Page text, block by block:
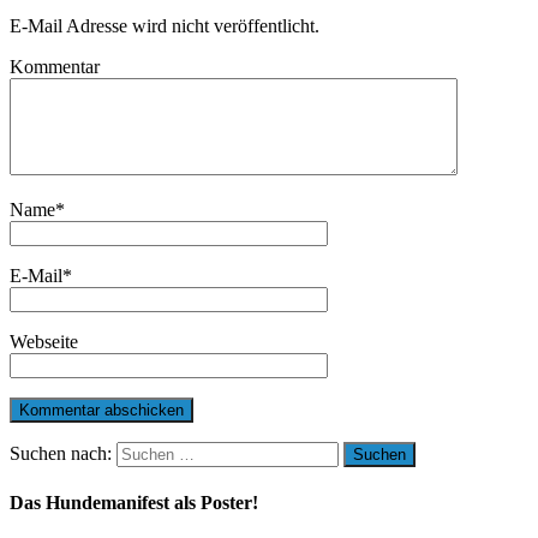
E-Mail Adresse wird nicht veröffentlicht.
Kommentar
Name*
E-Mail*
Webseite
Suchen nach:
Das Hundemanifest als Poster!